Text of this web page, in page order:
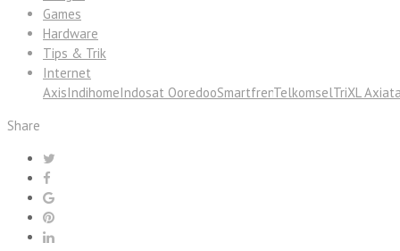
Games
Hardware
Tips & Trik
Internet
AxisIndihomeIndosat OoredooSmartfrenTelkomselTriXL Axiata
Share